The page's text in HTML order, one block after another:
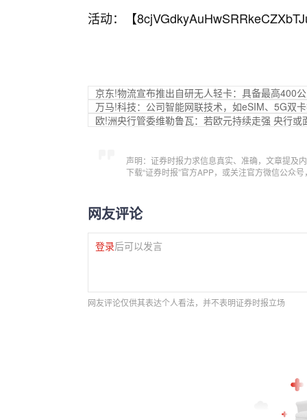
活动：【
京东!物流宣布推出自研无人轻卡：具备最高400
万马!科技：公司智能网联技术，如eSIM、5G双
欧!洲央行管委维勒鲁瓦：若欧元持续走强 央行或
声明：证券时报力求信息真实、准确，文章提及
下载“证券时报”官方APP，或关注官方微信公众
网友评论
登录后可以发言
网友评论仅供其表达个人看法，并不表明证券时报立场